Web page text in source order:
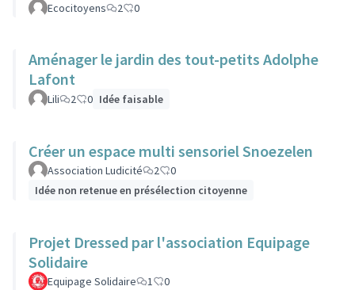
Ecocitoyens 2 0
Aménager le jardin des tout-petits Adolphe
Lafont
Lili 2 0 Idée faisable
Créer un espace multi sensoriel Snoezelen
Association Ludicité 2
0
Idée non retenue en présélection citoyenne
Projet Dressed par l'association Equipage
Solidaire
Equipage Solidaire 1
0